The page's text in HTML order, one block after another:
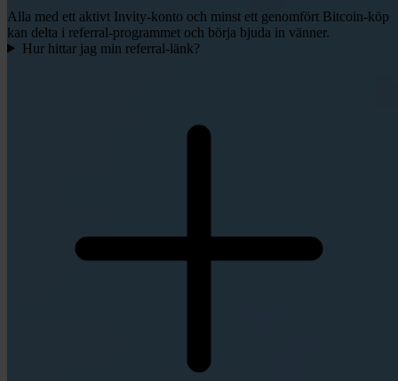
Alla med ett aktivt Invity-konto och minst ett genomfört Bitcoin-köp
kan delta i referral-programmet och börja bjuda in vänner.
Hur hittar jag min referral-länk?